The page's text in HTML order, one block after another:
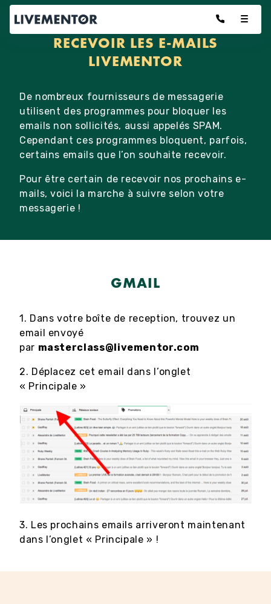
Aller
contenu
RECEVOIR LES E-MAILS
LIVEMENTOR
De nombreux fournisseurs de messagerie
utilisent des programmes pour bloquer les
emails non sollicités, aussi appelés SPAM.
Cependant ces programmes bloquent, parfois,
certains emails que l’on souhaite recevoir.
Pour être certain de recevoir nos prochains e-
mails, voici la marche à suivre selon votre
messagerie !
GMAIL
1. Dans votre boîte de reception, trouvez un
email envoyé
par masterclass@livementor.com
2. Déplacez cet email dans l’onglet
« Principale »
3. Les prochains emails arriveront maintenant
dans l’onglet « Principale » !